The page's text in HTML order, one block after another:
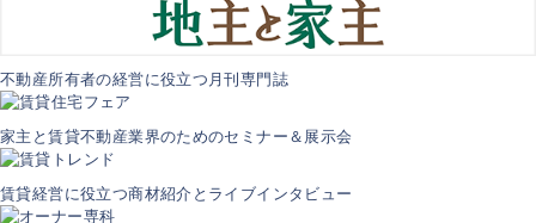
不動産所有者の経営に役立つ月刊専門誌
家主と賃貸不動産業界のためのセミナー＆展示会
賃貸経営に役立つ商材紹介とライブインタビュー